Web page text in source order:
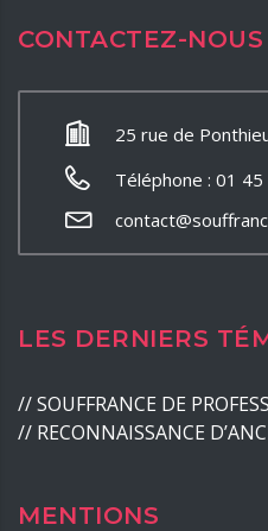
CONTACTEZ-NOUS
25 rue de
Téléphone : 01
LES DERNIERS
//SOUFFRANCE DE
// RECONNAISSANCE
MENTIONS